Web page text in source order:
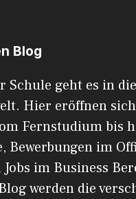
Blog
Schule geht es in die
Hier eröffnen
Fernstudium bis
Bewerbungen im
Jobs im Business
werden die